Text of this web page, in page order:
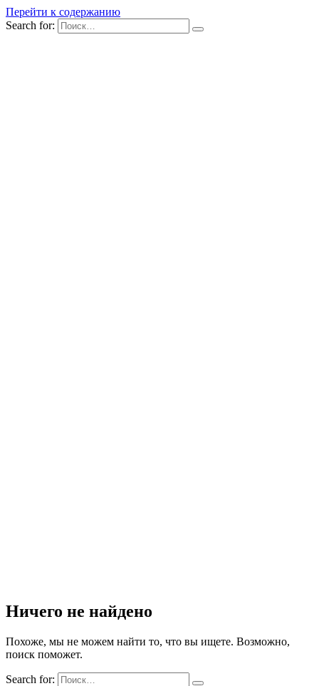
Перейти к содержанию
Search for:
Ничего не найдено
Похоже, мы не можем найти то, что вы ищете. Возможно,
поиск поможет.
Search for: